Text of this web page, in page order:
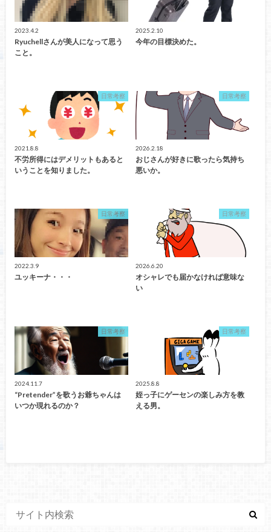
2023.4.2
Ryuchellさんが美人になって思う
こと。
2025.2.10
今年の目標決めた。
日常考察
2021.8.8
不労所得にはデメリットもあると
いうことを知りました。
日常考察
2026.2.18
おじさんが好きに歌ったら気持ち
悪いか。
日常考察
2022.3.9
ユッキーナ・・・
日常考察
2026.6.20
オシャレでも届かなければ意味な
い
日常考察
2024.11.7
“Pretender”を歌うお爺ちゃんは
いつか現れるのか？
日常考察
2025.8.8
姪っ子にゲーセンの楽しみ方を教
える男。